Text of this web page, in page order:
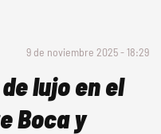
9 de noviembre 2025 - 18:29
lujo en el
Boca y